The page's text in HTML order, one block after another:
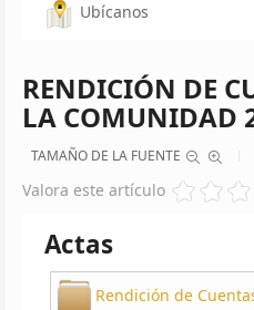
Ubícanos
RENDICIÓN DE
LA COMUNIDAD
TAMAÑO DE LA FUENTE
Valora este artículo
Actas
Rendición de